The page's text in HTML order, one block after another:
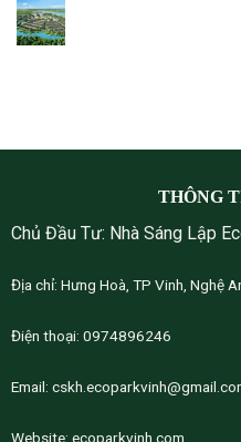
THÔNG
Chủ Đầu Tư: Nhà Sáng Lập
Địa chỉ: Hưng Hoà, TP Vinh, Nghệ
Điện thoại: 0974896246
Email:
Website: ecoparkvinh.com